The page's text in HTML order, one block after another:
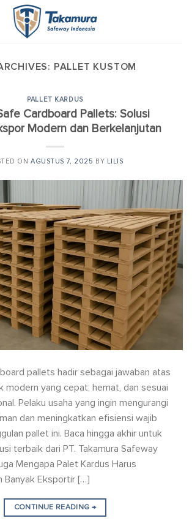
PALLET KUSTOM
PALLET KARDUS
Cardboard Pallets: Solusi
Modern dan Berkelanjutan
ONAGUSTUS 7, 2025 BY LILIS
pallets hadir sebagai jawaban atas
modern yang cepat, hemat, dan sesuai
Pelaku usaha yang ingin mengurangi
dan meningkatkan efisiensi wajib
pallet ini. Baca hingga akhir untuk
terbaik dari PT. Takamura Safeway
Mengapa Palet Kardus Harus
Banyak Eksportir […]
CONTINUE READING →